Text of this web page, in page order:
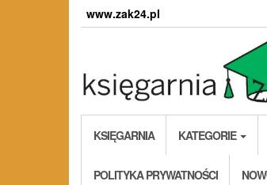
www.zak24.pl
KSIĘGARNIA KATEGORIE
POLITYKA PRYWATNOŚCI